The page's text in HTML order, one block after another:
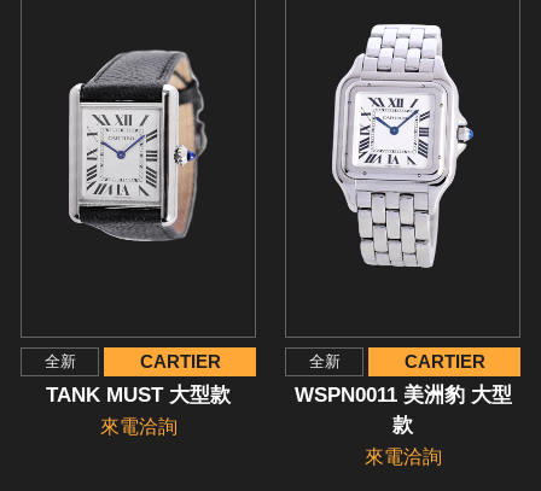
全新 CARTIER
TANK MUST 大型款
來電洽詢
全新 CARTIER
WSPN0011 美洲豹 大型
款
來電洽詢